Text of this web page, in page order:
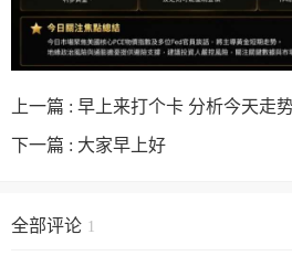
上一篇 : 早上来打个卡 分析今天走
下一篇 : 大家早上好
全部评论 1